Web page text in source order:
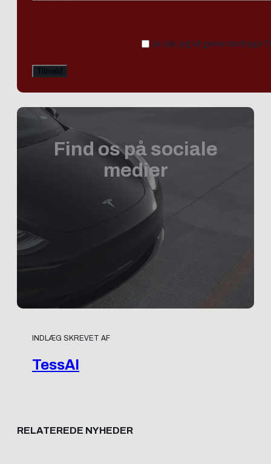
Ja tak, jeg vil gerne modtage
Find os på sociale
medier
INDLÆG SKREVET AF
TessAI
RELATEREDE NYHEDER